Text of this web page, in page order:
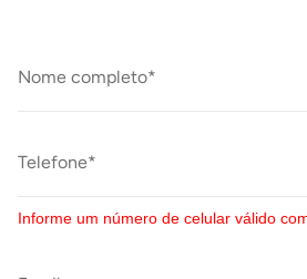
Informe um número de celular válido